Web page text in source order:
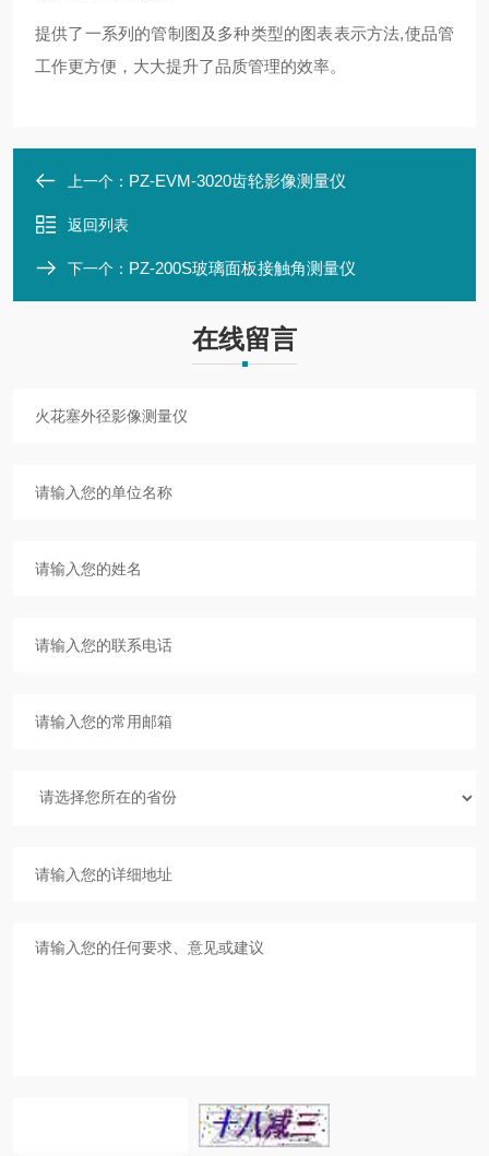
提供了一系列的管制图及多种类型的图表表示方法,使品管
工作更方便，大大提升了品质管理的效率。
上一个： PZ-EVM-3020齿轮影像测量仪
返回列表
下一个： PZ-200S玻璃面板接触角测量仪
在线留言